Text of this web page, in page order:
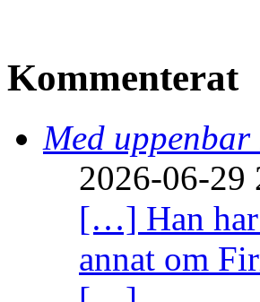
Kommenterat
Med
2026-06-29
[…] Han har
annat om